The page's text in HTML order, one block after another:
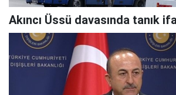
Akıncı Üssü davasında tanık